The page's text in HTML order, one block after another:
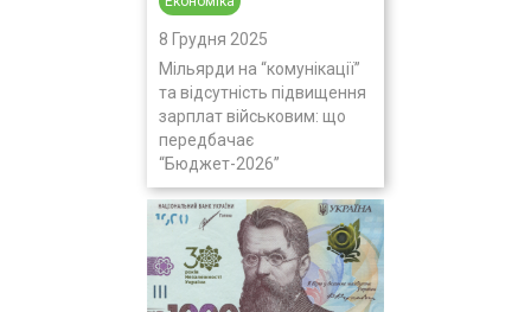
8 Грудня 2025
Мільярди на “комунікації”
та відсутність підвищення
зарплат військовим: що
передбачає
“Бюджет-2026”